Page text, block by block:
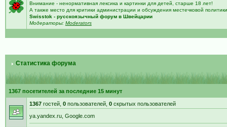
Внимание - ненормативная лексика и картинки для детей, старше 18 лет!
А также место для критики администрации и обсуждения местечковой политики
Swisstok - русскоязычный форум в Швейцарии
Модераторы: Moderators
Статистика форума
1367 посетителей за последние 15 минут
1367гостей, 0пользователей, 0скрытых пользователей
ya.yandex.ru, Google.com